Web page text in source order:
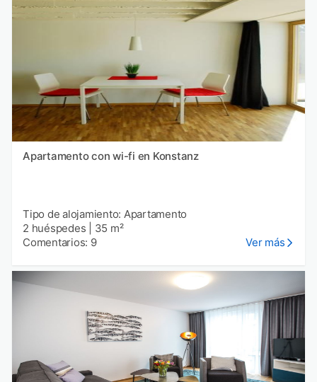
Apartamento con wi-fi en Konstanz
Tipo de alojamiento: Apartamento
2 huéspedes
35 m²
Comentarios: 9
Ver más